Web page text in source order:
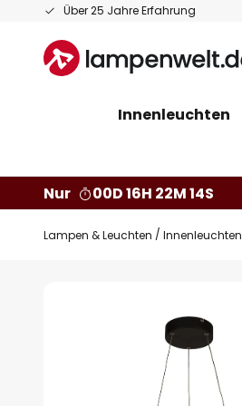
Über 25 Jahre Erfahrung
Zum
springen
Innenleuchten
Nur
00D 16H 22M 13S
Lampen & Leuchten Innenleuchten